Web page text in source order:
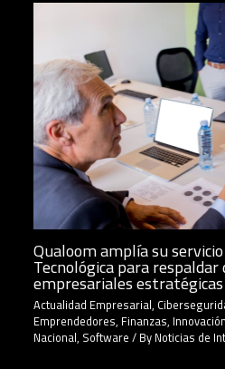
Qualoom amplía su
Tecnológica para respaldar
empresariales estratégicas
Actualidad Empresarial,
Emprendedores, Finanzas,
Nacional, Software/ ByNoticias de